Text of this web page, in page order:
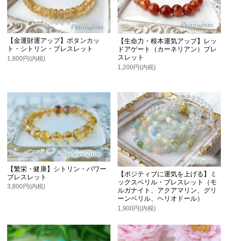
【金運財運アップ】ボタンカッ
ト・シトリン・ブレスレット
1,800円(内税)
【生命力・根本運気アップ】レッ
ドアゲート（カーネリアン）ブレ
スレット
1,200円(内税)
【繁栄・健康】シトリン・パワー
ブレスレット
3,800円(内税)
【ポジティブに運気を上げる】ミ
ックスベリル・ブレスレット（モ
ルガナイト、アクアマリン、グリ
ーンベリル、ヘリオドール）
1,900円(内税)